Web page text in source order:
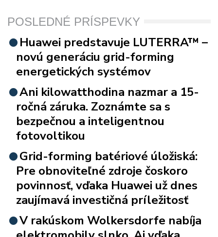
POSLEDNÉ PRÍSPEVKY
Huawei predstavuje LUTERRA™ –
novú generáciu grid-forming
energetických systémov
Ani kilowatthodina nazmar a 15-
ročná záruka. Zoznámte sa s
bezpečnou a inteligentnou
fotovoltikou
Grid-forming batériové úložiská:
Pre obnoviteľné zdroje čoskoro
povinnosť, vďaka Huawei už dnes
zaujímavá investičná príležitosť
V rakúskom Wolkersdorfe nabíja